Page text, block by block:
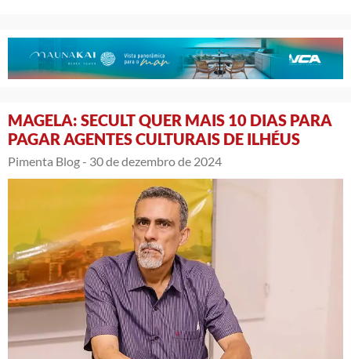
MAGELA: SECULT QUER MAIS 10 DIAS PARA
PAGAR AGENTES CULTURAIS DE ILHÉUS
Pimenta Blog - 30 de dezembro de 2024